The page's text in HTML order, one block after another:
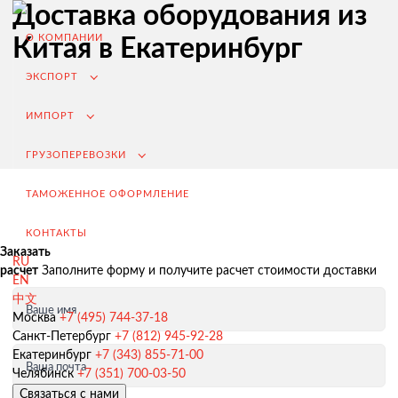
О КОМПАНИИ
ЭКСПОРТ
ИМПОРТ
ГРУЗОПЕРЕВОЗКИ
ТАМОЖЕННОЕ ОФОРМЛЕНИЕ
КОНТАКТЫ
RU
EN
中文
Москва +7 (495) 744-37-18
Санкт-Петербург +7 (812) 945-92-28
Екатеринбург +7 (343) 855-71-00
Челябинск +7 (351) 700-03-50
Связаться с нами
Экспорт из России
Заключение контрактов и согласование условий поставки
Таможенное оформление и разрешительная документация
Доставка оборудования из
Китая в Екатеринбург
Заказать
расчет Заполните форму и получите расчет стоимости доставки
Ваше имя
Ваша почта